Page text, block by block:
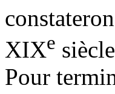
XIXe
Pour